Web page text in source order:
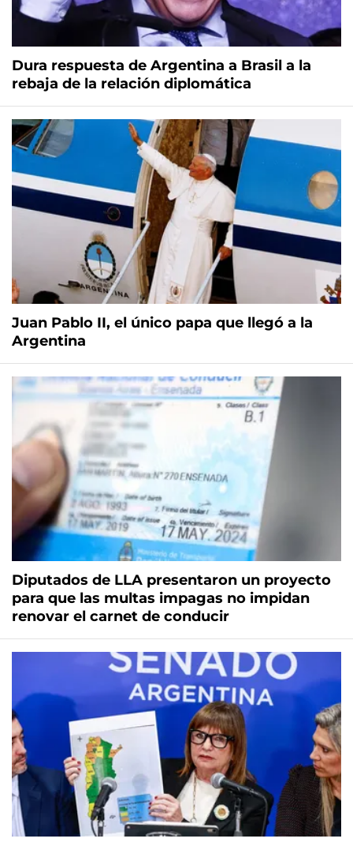
Dura respuesta de Argentina a Brasil a la
rebaja de la relación diplomática
Juan Pablo II, el único papa que llegó a la
Argentina
Diputados de LLA presentaron un proyecto
para que las multas impagas no impidan
renovar el carnet de conducir